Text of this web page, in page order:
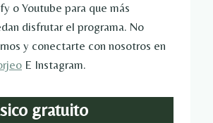
o Youtube para que más
disfrutar el programa. No
y conectarte con nosotros en
E Instagram.
gratuito